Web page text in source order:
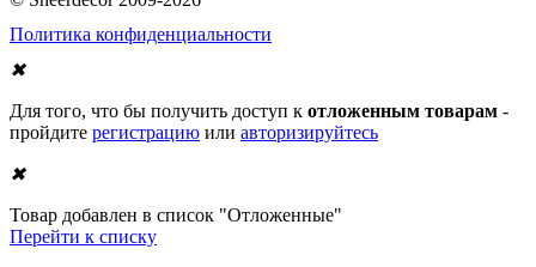
Политика конфиденциальности
✖
Для того, что бы получить доступ к отложенным товарам -
пройдите регистрацию или авторизируйтесь
✖
Товар добавлен в список "Отложенные"
Перейти к списку